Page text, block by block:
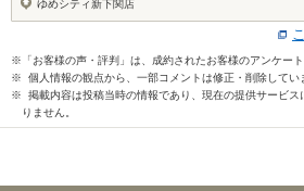
ゆめシティ新下関店
※「お客様の声・評判」は、成約されたお客様のアンケート
※ 個人情報の観点から、一部コメントは修正・削除してい
※ 掲載内容は投稿当時の情報であり、現在の提供サービス
りません。